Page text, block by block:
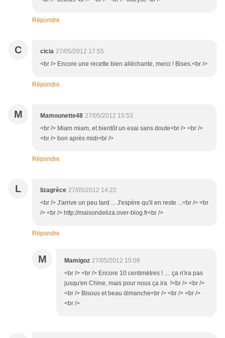
Répondre
C cicia 27/05/2012 17:55
<br /> Encore une recette bien alléchante, merci ! Bises.<br />
Répondre
M Mamounette48 27/05/2012 15:53
<br /> Miam miam, et bientôt un esai sans doute<br /> <br />
<br /> bon après midi<br />
Répondre
L lizagrèce 27/05/2012 14:22
<br /> J'arrive un peu tard ... J'espère qu'il en reste ...<br /> <br
/> <br /> http://maisondeliza.over-blog.fr<br />
Répondre
M Mamigoz 27/05/2012 15:08
<br /> <br /> Encore 10 centimètres ! .... ça n'ira pas
jusqu'en Chine, mais pour nous ça ira !<br /> <br />
<br /> Bisous et beau dimanche<br /> <br /> <br />
<br />